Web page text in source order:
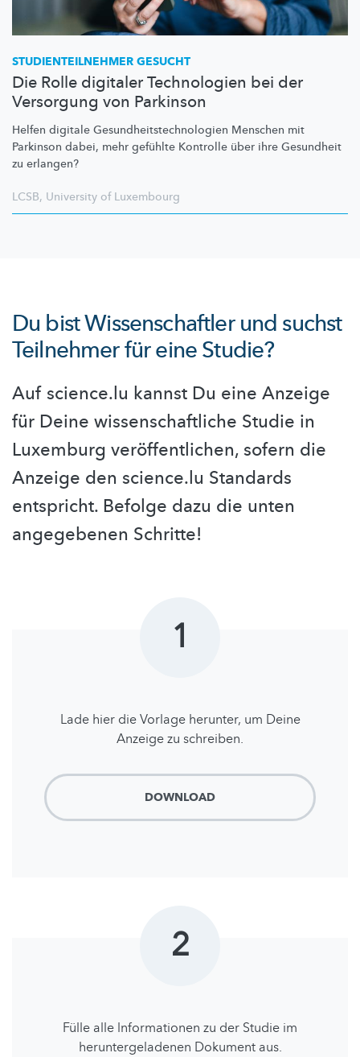
STUDIENTEILNEHMER GESUCHT
Die Rolle digitaler Technologien bei der
Versorgung von Parkinson
Helfen digitale Gesundheitstechnologien Menschen mit
Parkinson dabei, mehr gefühlte Kontrolle über ihre Gesundheit
zu erlangen?
LCSB, University of Luxembourg
Du bist Wissenschaftler und suchst
Teilnehmer für eine Studie?
Auf science.lu kannst Du eine Anzeige
für Deine wissenschaftliche Studie in
Luxemburg veröffentlichen, sofern die
Anzeige den science.lu Standards
entspricht. Befolge dazu die unten
angegebenen Schritte!
1
Lade hier die Vorlage herunter, um Deine
Anzeige zu schreiben.
DOWNLOAD
2
Fülle alle lnformationen zu der Studie im
heruntergeladenen Dokument aus.